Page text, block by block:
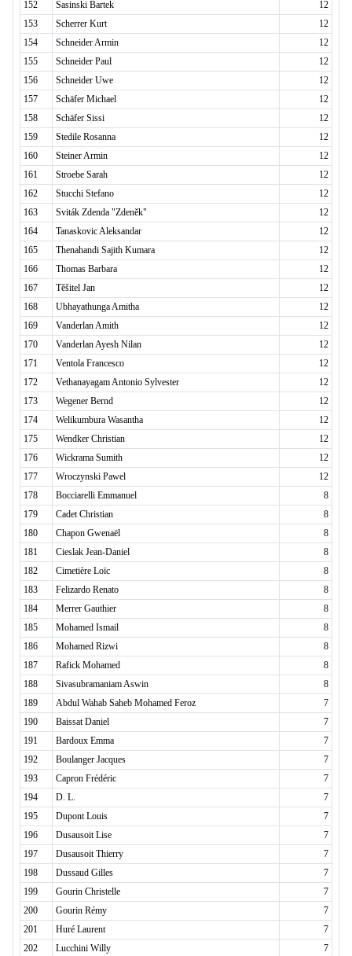
152
Sasinski Bartek
12
153
Scherrer Kurt
12
154
Schneider Armin
12
155
Schneider Paul
12
156
Schneider Uwe
12
157
Schäfer Michael
12
158
Schäfer Sissi
12
159
Stedile Rosanna
12
160
Steiner Armin
12
161
Stroebe Sarah
12
162
Stucchi Stefano
12
163
Sviták Zdenda "Zdeněk"
12
164
Tanaskovic Aleksandar
12
165
Thenahandi Sajith Kumara
12
166
Thomas Barbara
12
167
Těšitel Jan
12
168
Ubhayathunga Amitha
12
169
Vanderlan Amith
12
170
Vanderlan Ayesh Nilan
12
171
Ventola Francesco
12
172
Vethanayagam Antonio Sylvester
12
173
Wegener Bernd
12
174
Welikumbura Wasantha
12
175
Wendker Christian
12
176
Wickrama Sumith
12
177
Wroczynski Pawel
12
178
Bocciarelli Emmanuel
8
179
Cadet Christian
8
180
Chapon Gwenaël
8
181
Cieslak Jean-Daniel
8
182
Cimetière Loïc
8
183
Felizardo Renato
8
184
Merrer Gauthier
8
185
Mohamed Ismail
8
186
Mohamed Rizwi
8
187
Rafick Mohamed
8
188
Sivasubramaniam Aswin
8
189
Abdul Wahab Saheb Mohamed Feroz
7
190
Baissat Daniel
7
191
Bardoux Emma
7
192
Boulanger Jacques
7
193
Capron Frédéric
7
194
D. L.
7
195
Dupont Louis
7
196
Dusausoit Lise
7
197
Dusausoit Thierry
7
198
Dussaud Gilles
7
199
Gourin Christelle
7
200
Gourin Rémy
7
201
Huré Laurent
7
202
Lucchini Willy 7